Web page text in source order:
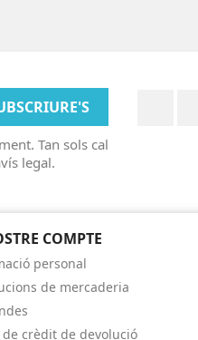
Tan sols cal
legal.
COMPTE
personal
de mercaderia
de crèdit de devolució